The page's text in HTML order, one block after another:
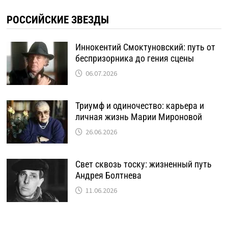
РОССИЙСКИЕ ЗВЕЗДЫ
Иннокентий Смоктуновский: путь от
беспризорника до гения сцены
06.07.2026
Триумф и одиночество: карьера и
личная жизнь Марии Мироновой
26.06.2026
Свет сквозь тоску: жизненный путь
Андрея Болтнева
11.06.2026